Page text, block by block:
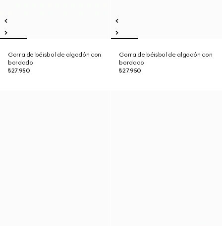
Gorra de béisbol de algodón con
bordado
₺27.950
Gorra de béisbol de algodón con
bordado
₺27.950